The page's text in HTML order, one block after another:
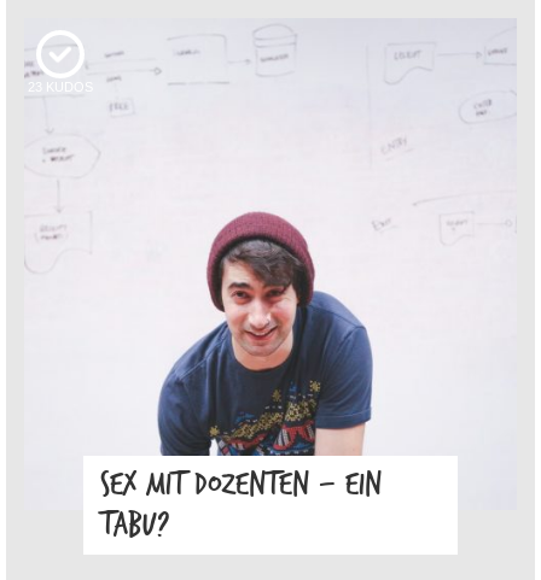
23 KUDOS
SEX MIT DOZENTEN – EIN
TABU?